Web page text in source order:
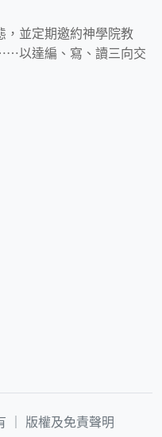
，並定期邀約神學院教
以達編、寫、讀三向交
｜ 版權及免責聲明